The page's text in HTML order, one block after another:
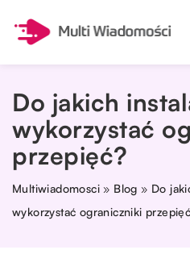
Do jakich
wykorzystać
przepięć?
Multiwiadomosci » Blog » Do
wykorzystać ograniczniki